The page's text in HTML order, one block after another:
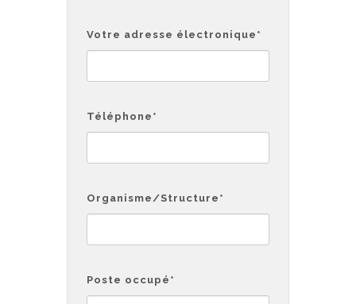
Votre adresse électronique *
Téléphone *
Organisme/Structure *
Poste occupé *